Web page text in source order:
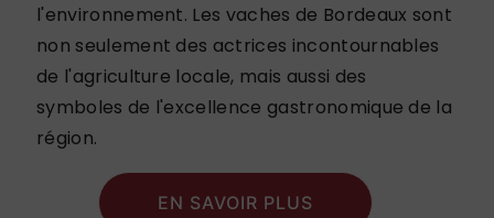
l'environnement. Les vaches de Bordeaux sont
non seulement des actrices incontournables
de l'agriculture locale, mais aussi des
symboles de l'excellence gastronomique de la
région.
EN SAVOIR PLUS